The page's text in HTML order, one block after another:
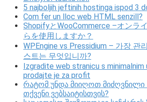
5 najboljih jeftinih hostinga ispod 3
Com fer un lloc web HTML senzill?
ShopifyとWooCommerce –オンラ
らを使用しますか？
WPEngine vs Pressidium – 가장 관
스트는 무엇입니까?
Izgradite web stranicu s minimalnim
prodajte je za profit
რატომ უნდა მიიღოთ მიძღვნილი
თქვენი ვებსაიტისთვის?